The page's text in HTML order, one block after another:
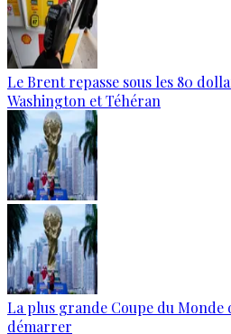
Le Brent repasse sous les 80
Washington et Téhéran
La plus grande Coupe du Monde
démarrer